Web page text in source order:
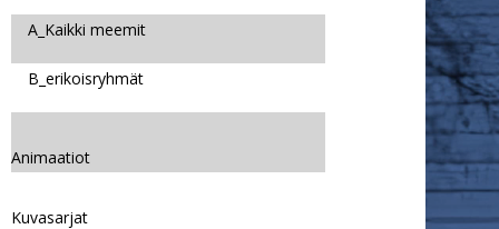
A_Kaikki meemit
B_erikoisryhmät
Animaatiot
Kuvasarjat